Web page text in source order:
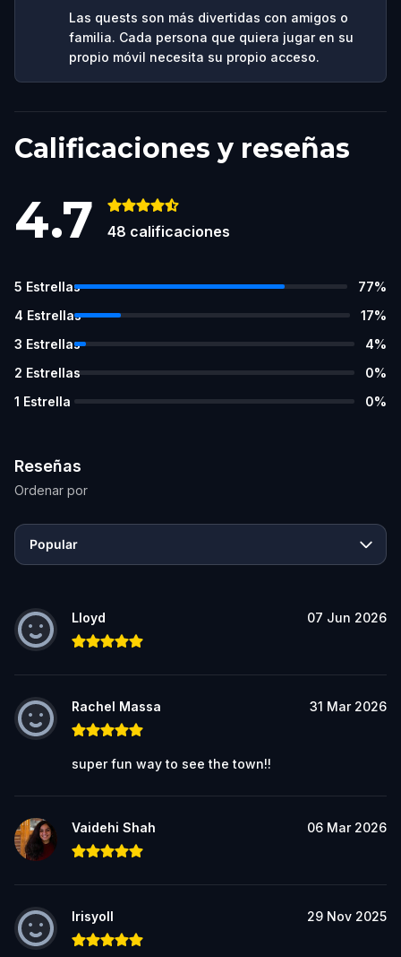
Las quests son más divertidas con amigos o
familia. Cada persona que quiera jugar en su
propio móvil necesita su propio acceso.
Calificaciones y reseñas
4.7 48 calificaciones
5 Estrellas 77%
4 Estrellas 17%
3 Estrellas 4%
2 Estrellas 0%
1 Estrella 0%
Reseñas
Ordenar por
Popular
Lloyd 07 Jun 2026
Rachel Massa 31 Mar 2026
super fun way to see the town!!
Vaidehi Shah 06 Mar 2026
Irisyoll 29 Nov 2025